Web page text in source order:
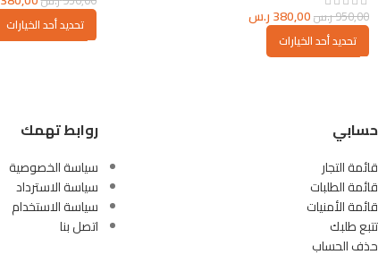
950,00ر.س380,00ر.س
تحديد أحد الخيارات
تحديد أحد الخيارات
حسابي
قائمة التجار
قائمة الطلبات
قائمة الأمنيات
تتبع طلبك
حذف الحساب
روابط تهمك
سياسة الخصوصية
سياسة الاسترداد
سياسة الاستخدام
اتصل بنا